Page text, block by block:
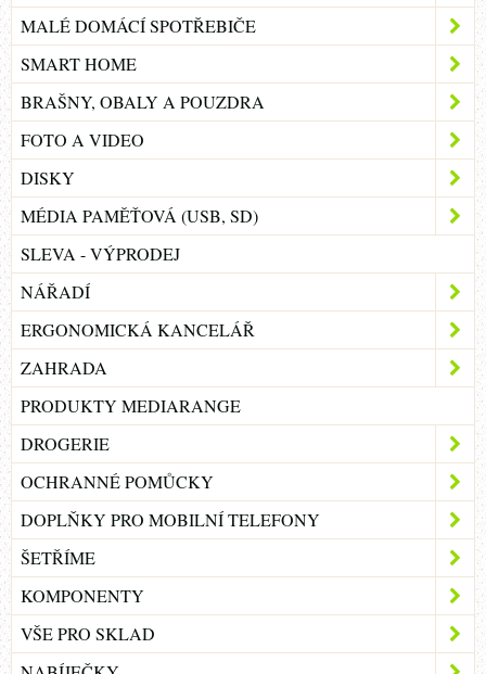
MALÉ DOMÁCÍ SPOTŘEBIČE
SMART HOME
BRAŠNY, OBALY A POUZDRA
FOTO A VIDEO
DISKY
MÉDIA PAMĚŤOVÁ (USB, SD)
SLEVA - VÝPRODEJ
NÁŘADÍ
ERGONOMICKÁ KANCELÁŘ
ZAHRADA
PRODUKTY MEDIARANGE
DROGERIE
OCHRANNÉ POMŮCKY
DOPLŇKY PRO MOBILNÍ TELEFONY
ŠETŘÍME
KOMPONENTY
VŠE PRO SKLAD